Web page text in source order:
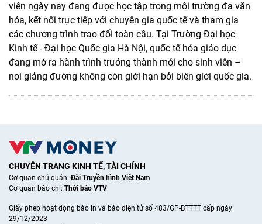
viên ngày nay đang được học tập trong môi trường đa văn
hóa, kết nối trực tiếp với chuyên gia quốc tế và tham gia
các chương trình trao đổi toàn cầu. Tại Trường Đại học
Kinh tế - Đại học Quốc gia Hà Nội, quốc tế hóa giáo dục
đang mở ra hành trình trưởng thành mới cho sinh viên –
nơi giảng đường không còn giới hạn bởi biên giới quốc gia.
CHUYÊN TRANG KINH TẾ, TÀI CHÍNH
Cơ quan chủ quản:Đài Truyền hình Việt Nam
Cơ quan báo chí: Thời báo VTV
Giấy phép hoạt động báo in và báo điện tử số 483/GP-BTTTT cấp ngày
29/12/2023